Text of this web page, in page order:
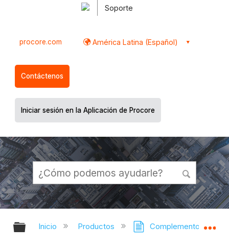
Soporte
procore.com América Latina (Español)
Contáctenos
Iniciar sesión en la Aplicación de Procore
Expandir/contraer jerarquía global
Inicio Productos Complementos de